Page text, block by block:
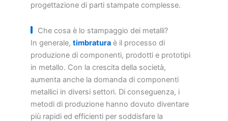
progettazione di parti stampate complesse.
Che cosa è lo stampaggio dei metalli?
In generale, timbratura è il processo di
produzione di componenti, prodotti e prototipi
in metallo. Con la crescita della società,
aumenta anche la domanda di componenti
metallici in diversi settori. Di conseguenza, i
metodi di produzione hanno dovuto diventare
più rapidi ed efficienti per soddisfare la